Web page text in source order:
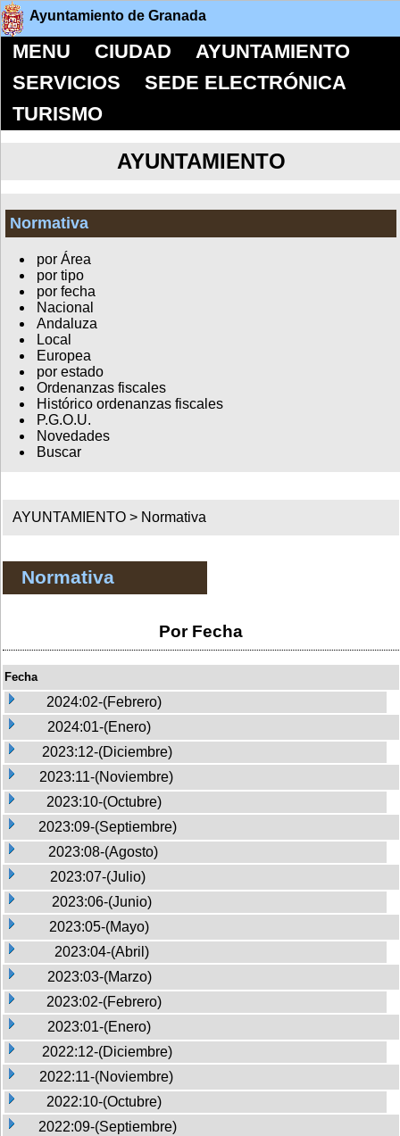
Ayuntamiento de Granada
MENU CIUDAD
AYUNTAMIENTO
SERVICIOS
SEDE ELECTRÓNICA
TURISMO
AYUNTAMIENTO
Normativa
por Área
por tipo
por fecha
Nacional
Andaluza
Local
Europea
por estado
Ordenanzas fiscales
Histórico ordenanzas fiscales
P.G.O.U.
Novedades
Buscar
AYUNTAMIENTO > Normativa
Normativa
Por Fecha
Fecha
2024:02-(Febrero)
2024:01-(Enero)
2023:12-(Diciembre)
2023:11-(Noviembre)
2023:10-(Octubre)
2023:09-(Septiembre)
2023:08-(Agosto)
2023:07-(Julio)
2023:06-(Junio)
2023:05-(Mayo)
2023:04-(Abril)
2023:03-(Marzo)
2023:02-(Febrero)
2023:01-(Enero)
2022:12-(Diciembre)
2022:11-(Noviembre)
2022:10-(Octubre)
2022:09-(Septiembre)